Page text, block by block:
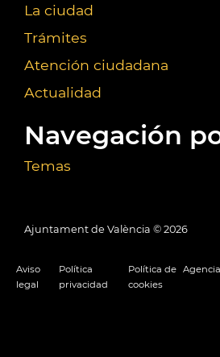
La ciudad
Trámites
Atención ciudadana
Actualidad
Navegación
Temas
Ajuntament de València © 2026
Aviso
legal
Política
privacidad
Política de
cookies